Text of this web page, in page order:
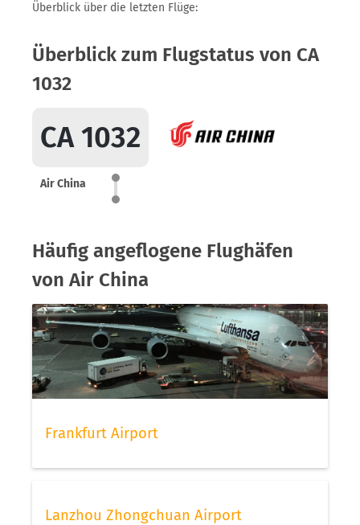
Überblick über die letzten Flüge:
Überblick zum Flugstatus von CA
1032
CA 1032
Air China
Häufig angeflogene Flughäfen
von Air China
Frankfurt Airport
Lanzhou Zhongchuan Airport